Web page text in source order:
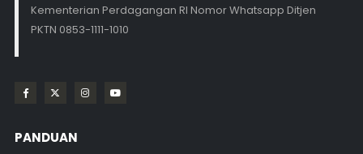
Kementerian Perdagangan RI Nomor Whatsapp Ditjen
PKTN 0853-1111-1010
PANDUAN